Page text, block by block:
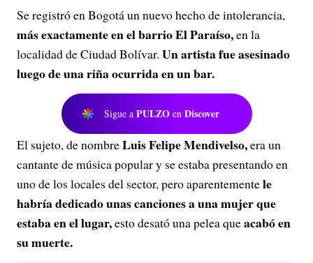
Se registró en Bogotá un nuevo hecho de intolerancia,
más exactamente en el barrio El Paraíso,en la
localidad de Ciudad Bolívar. Un artista fue asesinado
luego de una riña ocurrida en un bar.
Sigue a PULZO en Discover
El sujeto, de nombreLuis Felipe Mendivelso,era un
cantante de música popular y se estaba presentando en
uno de los locales del sector, pero aparentementele
habría dedicado unas canciones a una mujer que
estaba en el lugar,esto desató una pelea queacabó en
su muerte.